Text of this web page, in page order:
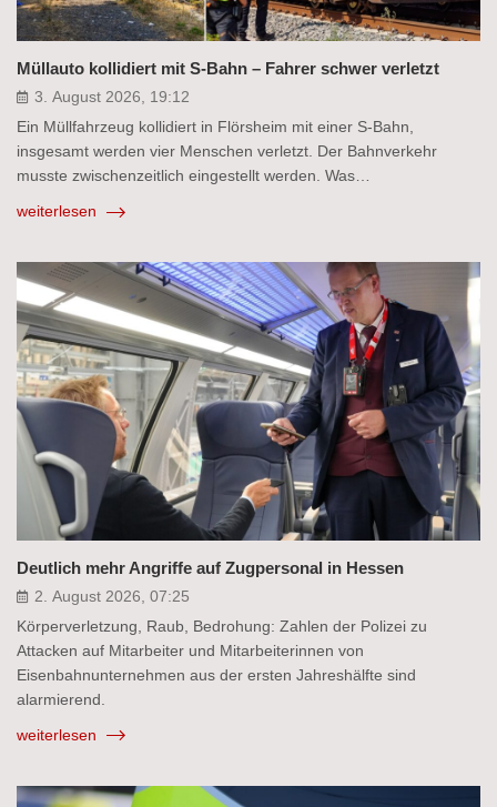
Müllauto kollidiert mit S-Bahn – Fahrer schwer verletzt
3. August 2026, 19:12
Ein Müllfahrzeug kollidiert in Flörsheim mit einer S-Bahn,
insgesamt werden vier Menschen verletzt. Der Bahnverkehr
musste zwischenzeitlich eingestellt werden. Was…
weiterlesen
Deutlich mehr Angriffe auf Zugpersonal in Hessen
2. August 2026, 07:25
Körperverletzung, Raub, Bedrohung: Zahlen der Polizei zu
Attacken auf Mitarbeiter und Mitarbeiterinnen von
Eisenbahnunternehmen aus der ersten Jahreshälfte sind
alarmierend.
weiterlesen